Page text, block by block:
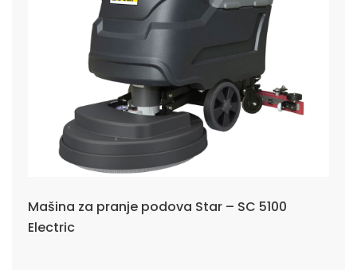
Mašina za pranje podova Star – SC 5100
Electric